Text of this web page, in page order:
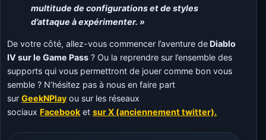
multitude de configurations et de styles
d’attaque à expérimenter. »
De votre côté, allez-vous commencer l’aventure de Diablo
IV sur le Game Pass ? Ou la reprendre sur l’ensemble des
supports qui vous permettront de jouer comme bon vous
semble ? N’hésitez pas à nous en faire part
surGeekNPlay ou sur les réseaux
sociaux Facebook etsur X (anciennement twitter).